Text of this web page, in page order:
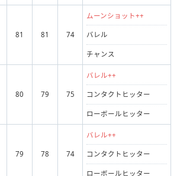
81 81 74
ムーンショット++
バレル
チャンス
80 79 75
バレル++
コンタクトヒッター
ローボールヒッター
79 78 74
バレル++
コンタクトヒッター
ローボールヒッター